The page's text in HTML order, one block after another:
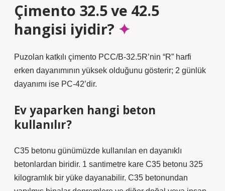
Çimento 32.5 ve 42.5
hangisi iyidir?
Puzolan katkılı çimento PCC/B-32.5R’nin “R” harfi
erken dayanımının yüksek olduğunu gösterir; 2 günlük
dayanımı ise PC-42’dir.
Ev yaparken hangi beton
kullanılır?
C35 betonu günümüzde kullanılan en dayanıklı
betonlardan biridir. 1 santimetre kare C35 betonu 325
kilogramlık bir yüke dayanabilir. C35 betonundan